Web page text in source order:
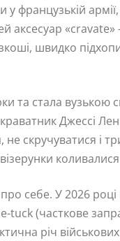
французькій
аксесуар
швидко
та стала
Джессі
не скручуватися і
себе. У 2026 році
tuck (часткове
річ